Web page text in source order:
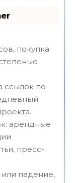
покупка
ссылок по
арендные
пресс-
падение,